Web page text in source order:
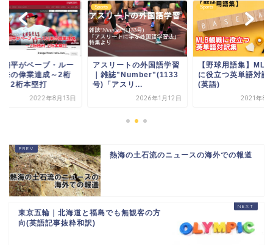
翔平がベーブ・ルー
来の偉業達成～2桁
・2桁本塁打
2022年8月13日
Sports
アスリートの外国語学習
｜雑誌"Number"(1133
号)「アスリ...
2026年1月12日
Sports
【野球用語集】MLB
に役立つ英単語対訳
(英語)
2021年8
熱海の土石流のニュースの海外での報道
東京五輪｜北海道と福島でも無観客の方
向(英語記事抜粋和訳)